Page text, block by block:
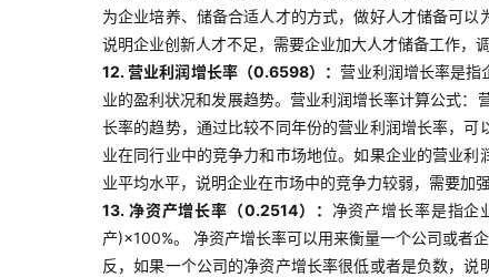
为企业培养、储备合适人才的方式，做好人才储备可
说明企业创新人才不足，需要企业加大人才储备工作，
12. 营业利润增长率（0.6598）：营业利润增长率是指
业的盈利状况和发展趋势。营业利润增长率计算公式
长率的趋势，通过比较不同年份的营业利润增长率，
业在同行业中的竞争力和市场地位。如果企业的营业
业平均水平，说明企业在市场中的竞争力较弱，需要加
13. 净资产增长率（0.2514）： 净资产增长率是指企
产)×100%。 净资产增长率可以用来衡量一个公司或者
反，如果一个公司的净资产增长率很低或者是负数，